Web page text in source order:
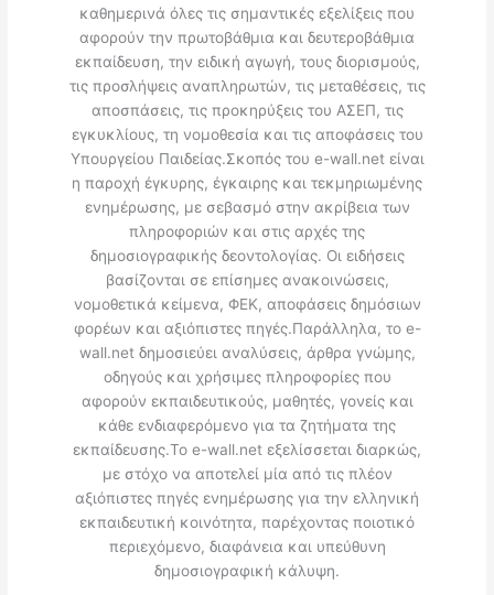
καθημερινά όλες τις σημαντικές εξελίξεις που
αφορούν την πρωτοβάθμια και δευτεροβάθμια
εκπαίδευση, την ειδική αγωγή, τους διορισμούς,
τις προσλήψεις αναπληρωτών, τις μεταθέσεις, τις
αποσπάσεις, τις προκηρύξεις του ΑΣΕΠ, τις
εγκυκλίους, τη νομοθεσία και τις αποφάσεις του
Υπουργείου Παιδείας.Σκοπός του e-wall.net είναι
η παροχή έγκυρης, έγκαιρης και τεκμηριωμένης
ενημέρωσης, με σεβασμό στην ακρίβεια των
πληροφοριών και στις αρχές της
δημοσιογραφικής δεοντολογίας. Οι ειδήσεις
βασίζονται σε επίσημες ανακοινώσεις,
νομοθετικά κείμενα, ΦΕΚ, αποφάσεις δημόσιων
φορέων και αξιόπιστες πηγές.Παράλληλα, το e-
wall.net δημοσιεύει αναλύσεις, άρθρα γνώμης,
οδηγούς και χρήσιμες πληροφορίες που
αφορούν εκπαιδευτικούς, μαθητές, γονείς και
κάθε ενδιαφερόμενο για τα ζητήματα της
εκπαίδευσης.Το e-wall.net εξελίσσεται διαρκώς,
με στόχο να αποτελεί μία από τις πλέον
αξιόπιστες πηγές ενημέρωσης για την ελληνική
εκπαιδευτική κοινότητα, παρέχοντας ποιοτικό
περιεχόμενο, διαφάνεια και υπεύθυνη
δημοσιογραφική κάλυψη.